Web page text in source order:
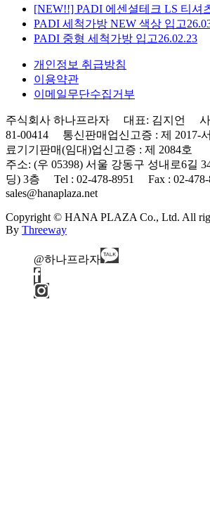
[NEW!!] PADI 에센셜테크 LS 티셔
PADI 세척가방 NEW 색상 입고
PADI 중형 세척가방 입고26.02.23
개인정보 취급방침
이용약관
이메일무단수집거부
주식회사 하나프라자 대표: 김지언 사
81-00414 통신판매업신고증 : 제 2017-
료기기판매(임대)업신고증 : 제 2084호
주소: (우 05398) 서울 강동구 성내로6길
딩) 3층 Tel : 02-478-8951 Fax : 02-
sales@hanaplaza.net
Copyright © HANA PLAZA Co., Ltd. All
By Threeway
@하나프라자